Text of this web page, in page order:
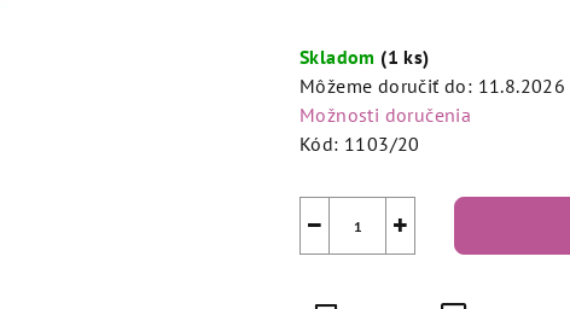
cena:
Skladom (1 ks)
Môžeme doručiť do: 11.8.2026
Možnosti doručenia
Kód: 1103/20
+
−